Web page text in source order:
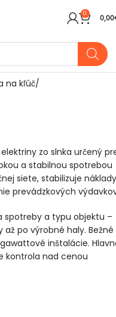
0 0,00
na kľúč
zo slnka určený
a stabilnou spotrebou
siete, stabilizuje náklady
prevádzkových
spotreby a typu objektu –
po výrobné haly. Bežné
inštalácie.
kontrola nad cenou